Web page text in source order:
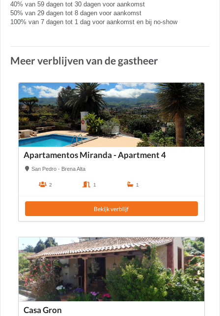
40% van 59 dagen tot 30 dagen voor aankomst
50% van 29 dagen tot 8 dagen voor aankomst
100% van 7 dagen tot 1 dag voor aankomst en bij no-show
Meer verblijven van de gastheer
Apartamentos Miranda - Apartment 4
San Pedro - Brena Alta
2 1 1
Bekijk verblijf
Casa Gron